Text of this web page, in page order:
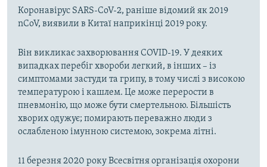
Коронавірус SARS-CoV-2, раніше відомий як 2019
nCoV, виявили в Китаї наприкінці 2019 року.
Він викликає захворювання COVID-19. У деяких
випадках перебіг хвороби легкий, в інших – із
симптомами застуди та грипу, в тому числі з високою
температурою і кашлем. Це може перерости в
пневмонію, що може бути смертельною. Більшість
хворих одужує; помирають переважно люди з
ослабленою імунною системою, зокрема літні.
11 березня 2020 року Всесвітня організація охорони